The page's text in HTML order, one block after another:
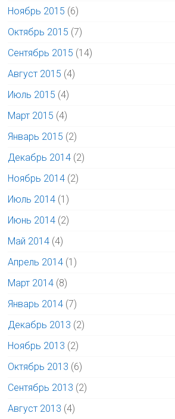
Ноябрь 2015 (6)
Октябрь 2015 (7)
Сентябрь 2015 (14)
Август 2015 (4)
Июль 2015 (4)
Март 2015 (4)
Январь 2015 (2)
Декабрь 2014 (2)
Ноябрь 2014 (2)
Июль 2014 (1)
Июнь 2014 (2)
Май 2014 (4)
Апрель 2014 (1)
Март 2014 (8)
Январь 2014 (7)
Декабрь 2013 (2)
Ноябрь 2013 (2)
Октябрь 2013 (6)
Сентябрь 2013 (2)
Август 2013 (4)